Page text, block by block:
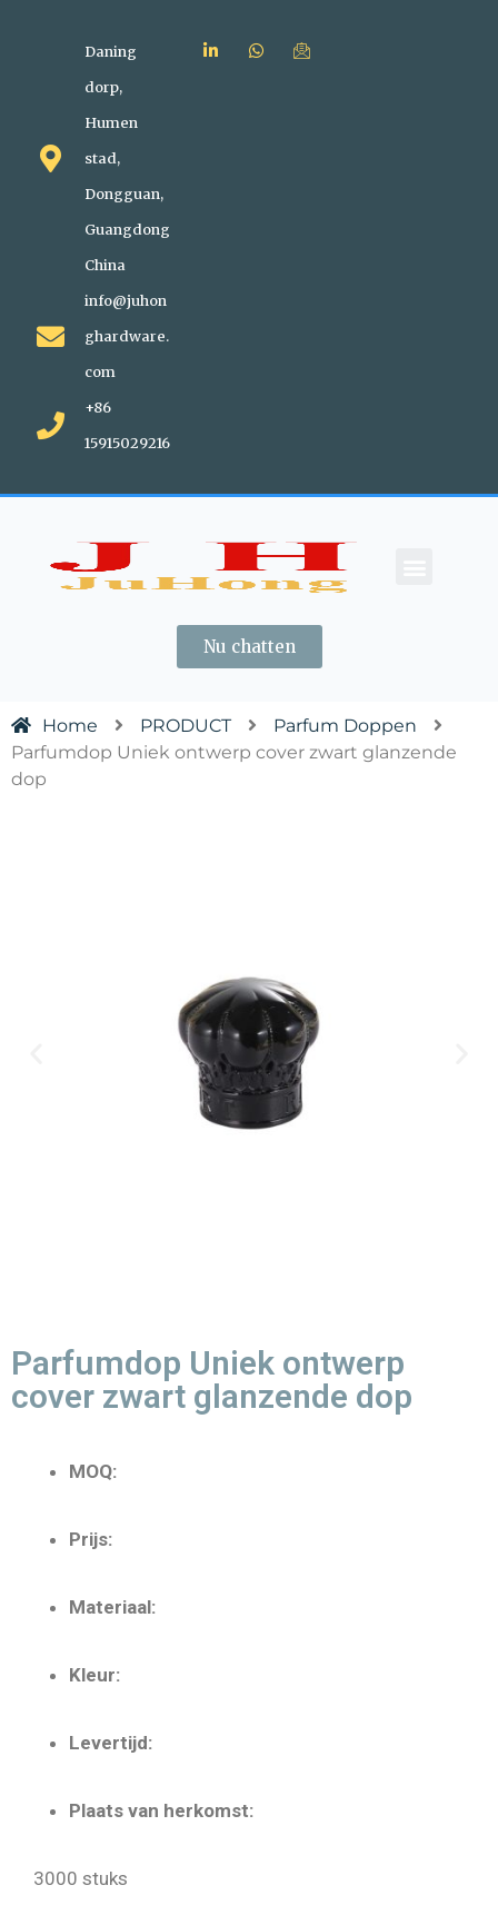
Daning
dorp,
Humen
stad,
Dongguan,
Guangdong
China
info@juhon
ghardware.
com
+86
15915029216
Nu chatten
Home PRODUCT
Parfum Doppen
Parfumdop Uniek ontwerp cover zwart glanzende
dop
Parfumdop Uniek ontwerp
cover zwart glanzende dop
MOQ:
Prijs:
Materiaal:
Kleur:
Levertijd:
Plaats van herkomst:
3000 stuks